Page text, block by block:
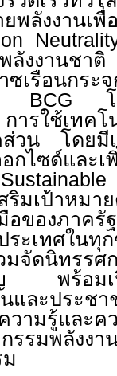
พลังงานเพื่
พลังงานช
าซเรือนก
น BCG
ารใช้เทค
วน โดยมี
กไซด์และเ
ริมเป้าหมา
อของภาค
ประเทศใ
มจัดนิทรรศ
พร้อมเปิ
และประช
วามรู้และค
รรมพลังงา